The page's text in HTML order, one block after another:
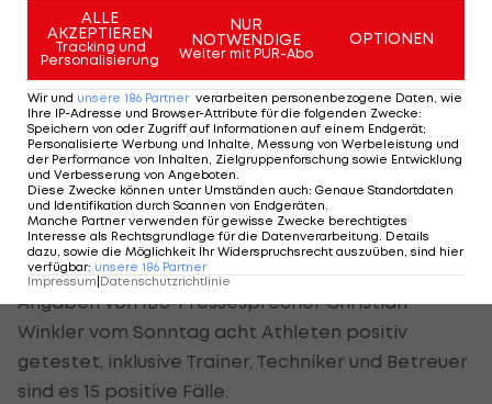
Teammitgliedern aus Italien, Polen, Lettland,
Russland und Frankreich gegeben. Die gesamte
rumänische Mannschaft und - mit nur einer
Ausnahme - das Moldau-Team musste in
Quarantäne. Die Slowaken waren gar nicht erst
angereist.
Vor den ersten Saisonrennen hatte der
Weltverband (IBU) in seinem Testlabor mehr als
1.000 Tests durchgeführt. Bisher wurden nach
Angaben von IBU-Pressesprecher Christian
Winkler vom Sonntag acht Athleten positiv
getestet, inklusive Trainer, Techniker und Betreuer
sind es 15 positive Fälle.
ALLE
AKZEPTIEREN
Tracking und
Personalisierung
NUR
NOTWENDIGE
Weiter mit PUR-Abo
OPTIONEN
Wir und unsere 186 Partner verarbeiten personenbezogene Daten, wie
Ihre IP-Adresse und Browser-Attribute für die folgenden Zwecke:
Speichern von oder Zugriff auf Informationen auf einem Endgerät;
Personalisierte Werbung und Inhalte, Messung von Werbeleistung und
der Performance von Inhalten, Zielgruppenforschung sowie Entwicklung
und Verbesserung von Angeboten
Diese Zwecke können unter Umständen auch: Genaue Standortdaten
und Identifikation durch Scannen von Endgeräten
Manche Partner verwenden für gewisse Zwecke berechtigtes
Interesse als Rechtsgrundlage für die Datenverarbeitung. Details
dazu, sowie die Möglichkeit Ihr Widerspruchsrecht auszuüben, sind hier
verfügbar: unsere 186 Partner
Impressum|Datenschutzrichtlinie